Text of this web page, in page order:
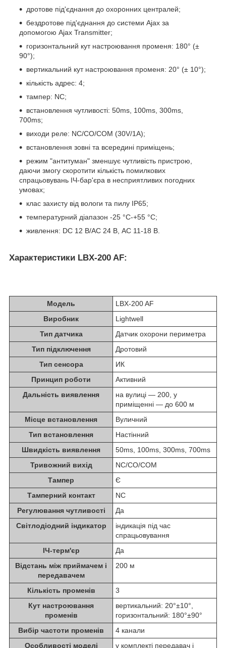
дротове під'єднання до охоронних централей;
бездротове під'єднання до системи Ajax за
допомогою Ajax Transmitter;
горизонтальний кут настроювання променя: 180° (±
90°);
вертикальний кут настроювання променя: 20° (± 10°);
кількість адрес: 4;
тампер: NC;
встановлення чутливості: 50ms, 100ms, 300ms,
700ms;
виходи реле: NC/CO/COM (30V/1A);
встановлення зовні та всередині приміщень;
режим "антитуман" зменшує чутливість пристрою,
даючи змогу скоротити кількість помилкових
спрацьовувань ІЧ-бар'єра в несприятливих погодних
умовах;
клас захисту від вологи та пилу IP65;
температурний діапазон -25 °C-+55 °C;
живлення: DC 12 В/AC 24 В, AC 11-18 В.
Характеристики LBX-200 AF:
Модель
LBX-200 AF
Виробник
Lightwell
Тип датчика
Датчик охорони периметра
Тип підключення
Дротовий
Тип сенсора
ИК
Принцип роботи
Активний
Дальність виявлення
на вулиці — 200, у
приміщенні — до 600 м
Місце встановлення
Вуличний
Тип встановлення
Настінний
Швидкість виявлення
50ms, 100ms, 300ms, 700ms
Тривожний вихід
NC/CO/COM
Тампер
Є
Тамперний контакт
NC
Регулювання чутливості
Да
Світлодіодний індикатор
індикація під час
спрацьовування
ІЧ-терм'єр
Да
Відстань між приймачем і
передавачем
200 м
Кількість променів
3
Кут настроювання
променів
вертикальний: 20°±10°,
горизонтальний: 180°±90°
Вибір частоти променів
4 канали
Особливості моделі
у комплекті передавач і